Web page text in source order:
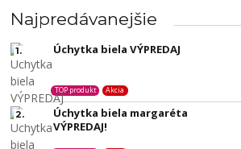
Najpredávanejšie
1. Úchytka biela VÝPREDAJ
TOP produkt Akcia
2.
Úchytka biela margaréta
VÝPREDAJ!